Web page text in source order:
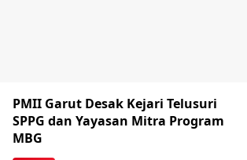
PMII Garut Desak Kejari Telusuri
SPPG dan Yayasan Mitra Program
MBG